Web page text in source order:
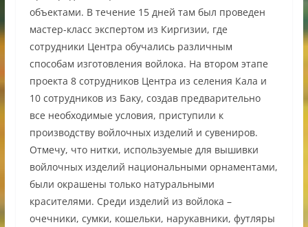
объектами. В течение 15 дней там был проведен
мастер-класс экспертом из Киргизии, где
сотрудники Центра обучались различным
способам изготовления войлока. На втором этапе
проекта 8 сотрудников Центра из селения Кала и
10 сотрудников из Баку, создав предварительно
все необходимые условия, приступили к
производству войлочных изделий и сувениров.
Отмечу, что нитки, используемые для вышивки
войлочных изделий национальными орнаментами,
были окрашены только натуральными
красителями. Среди изделий из войлока –
очечники, сумки, кошельки, нарукавники, футляры